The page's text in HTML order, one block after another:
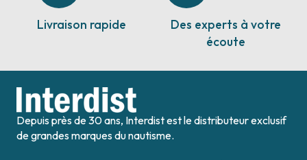
Livraison rapide
Des experts à votre
écoute
Depuis près de 30 ans, Interdist est le distributeur exclusif
de grandes marques du nautisme.